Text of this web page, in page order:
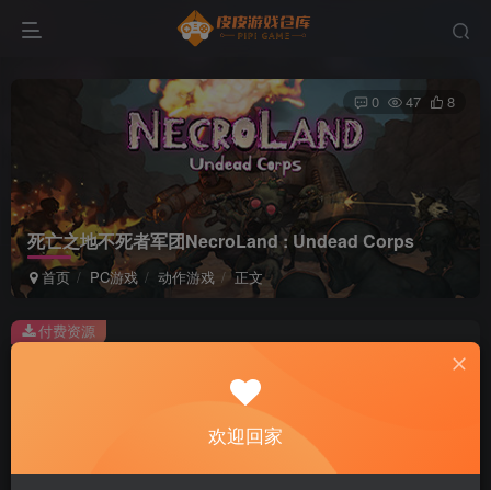
死亡之地不死者军团NecroLand : Undead Corps
首页 PC游戏 动作游戏 正文
0 47 8
此内容为付费资源，请付费后查看
2积分
黄金会员免费 超级会员免费
付费资源
欢迎回家